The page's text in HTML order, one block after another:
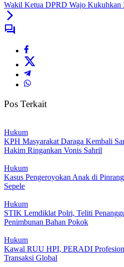
Wakil Ketua DPRD Wajo Kukuhkan
Pos Terkait
Hukum
KPH Masyarakat Daraga Kembali
Hakim Ringankan Vonis Sahril
Hukum
Kasus Pengeroyokan Anak di
Sepele
Hukum
STIK Lemdiklat Polri, Teliti
Penimbunan Bahan Pokok
Hukum
Kawal RUU HPI, PERADI
Transaksi Global